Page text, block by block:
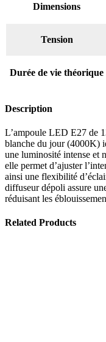
Dimensions
Tension
Durée de vie théorique
Description
L’ampoule LED E27 de
blanche du jour (4000K)
une luminosité intense et
elle permet d’ajuster
ainsi une flexibilité
diffuseur dépoli assure
réduisant les
Related Products